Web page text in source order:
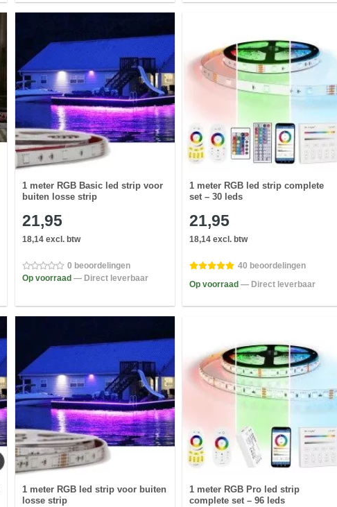
1 meter RGB Basic led strip voor
buiten losse strip
21,95
18,14 excl. btw
0 beoordelingen
Op voorraad — Direct leverbaar
1 meter RGB led strip complete
set – 30 leds
21,95
18,14 excl. btw
40 beoordelingen
Op voorraad — Direct leverbaar
1 meter RGB led strip voor buiten
losse strip
1 meter RGB Pro led strip
complete set – 96 leds